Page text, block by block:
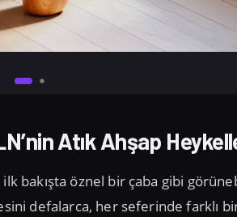
Atık Ahşap
bakışta öznel bir çaba gibi
defalarca, her seferinde farklı